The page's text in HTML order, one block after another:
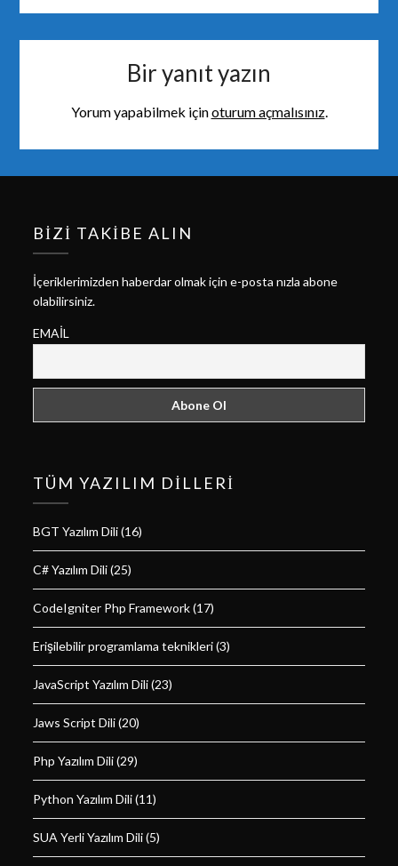
Bir yanıt yazın
Yorum yapabilmek içinoturum açmalısınız.
BIZI TAKIBE ALIN
İçeriklerimizden haberdar olmak için e-posta nızla abone
olabilirsiniz.
EMAIL
TÜM YAZILIM DILLERI
BGT Yazılım Dili(16)
C# Yazılım Dili(25)
CodeIgniter Php Framework(17)
Erişilebilir programlama teknikleri(3)
JavaScript Yazılım Dili(23)
Jaws Script Dili(20)
Php Yazılım Dili(29)
Python Yazılım Dili(11)
SUA Yerli Yazılım Dili(5)